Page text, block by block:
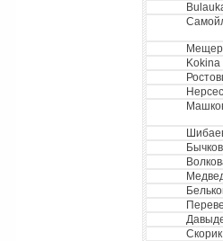
Kokina
Скорик